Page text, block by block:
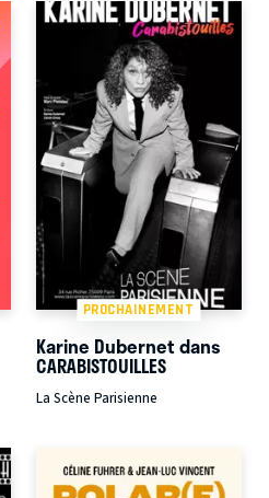
PROCHAINEMENT
Karine Dubernet dans
CARABISTOUILLES
La Scène Parisienne